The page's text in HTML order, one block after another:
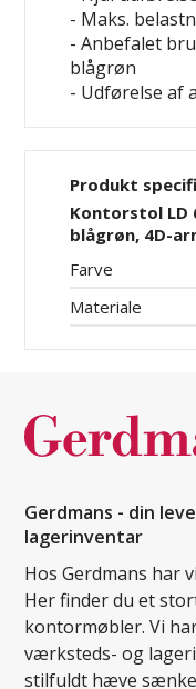
- Maks.
- Anbefalet
blågrøn
- Udførelse af
Produkt
Kontorstol LD
blågrøn, 4D-
Farve
Materiale
Gerdmans - din
lagerinventar
Hos Gerdmans har
Her finder du et
kontormøbler. Vi
værksteds- og
stilfuldt hæve